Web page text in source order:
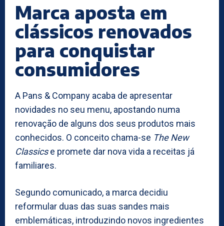
Marca aposta em
clássicos renovados
para conquistar
consumidores
A Pans & Company acaba de apresentar
novidades no seu menu, apostando numa
renovação de alguns dos seus produtos mais
conhecidos. O conceito chama-se The New
Classicse promete dar nova vida a receitas já
familiares.
Segundo comunicado, a marca decidiu
reformular duas das suas sandes mais
emblemáticas, introduzindo novos ingredientes